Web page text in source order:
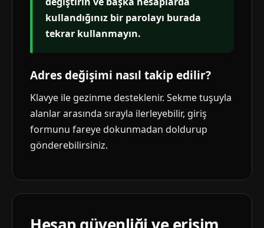
kullandığınız bir parolayı burada
tekrar kullanmayın.
Adres değişimi nasıl takip edilir?
Klavye ile gezinme desteklenir. Sekme tuşuyla
alanlar arasında sırayla ilerleyebilir, giriş
formunu fareye dokunmadan doldurup
gönderebilirsiniz.